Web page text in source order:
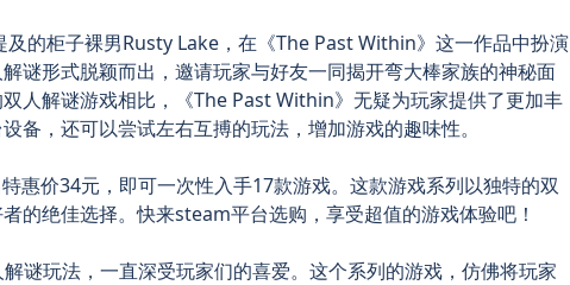
及的柜子裸男Rusty Lake，在《The Past Within》这一作品中扮演
谜形式脱颖而出，邀请玩家与好友一同揭开弯大棒家族的神秘面
人解谜游戏相比，《The Past Within》无疑为玩家提供了更加丰
备，还可以尝试左右互搏的玩法，增加游戏的趣味性。
惠价34元，即可一次性入手17款游戏。这款游戏系列以独特的双
的绝佳选择。快来steam平台选购，享受超值的游戏体验吧！
谜玩法，一直深受玩家们的喜爱。这个系列的游戏，仿佛将玩家